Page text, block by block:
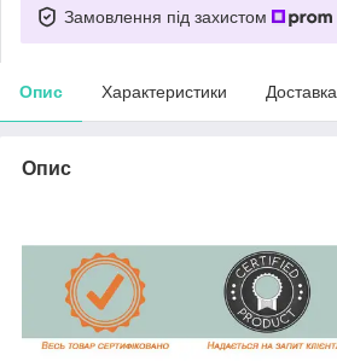
Замовлення під захистом
Опис Характеристики Доставка
Опис